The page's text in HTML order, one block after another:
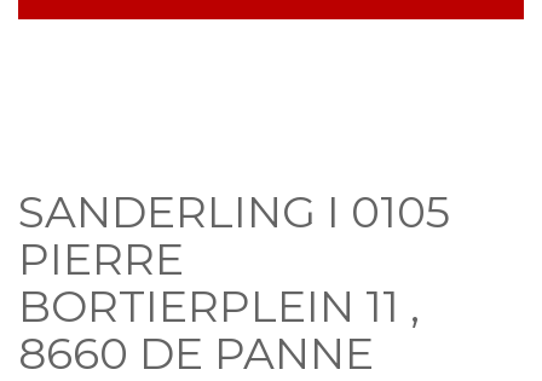
SANDERLING I 0105
PIERRE
BORTIERPLEIN 11 ,
8660 DE PANNE